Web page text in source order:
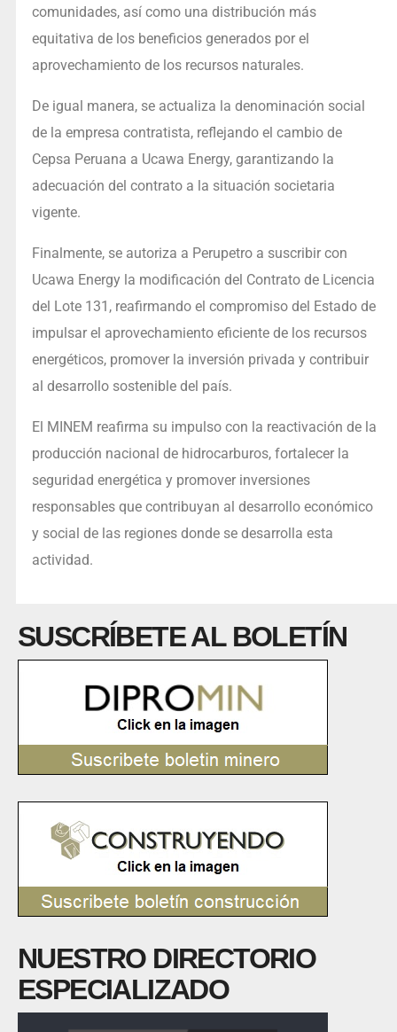
comunidades, así como una distribución más
equitativa de los beneficios generados por el
aprovechamiento de los recursos naturales.
De igual manera, se actualiza la denominación social
de la empresa contratista, reflejando el cambio de
Cepsa Peruana a Ucawa Energy, garantizando la
adecuación del contrato a la situación societaria
vigente.
Finalmente, se autoriza a Perupetro a suscribir con
Ucawa Energy la modificación del Contrato de Licencia
del Lote 131, reafirmando el compromiso del Estado de
impulsar el aprovechamiento eficiente de los recursos
energéticos, promover la inversión privada y contribuir
al desarrollo sostenible del país.
El MINEM reafirma su impulso con la reactivación de la
producción nacional de hidrocarburos, fortalecer la
seguridad energética y promover inversiones
responsables que contribuyan al desarrollo económico
y social de las regiones donde se desarrolla esta
actividad.
SUSCRÍBETE AL BOLETÍN
NUESTRO DIRECTORIO
ESPECIALIZADO